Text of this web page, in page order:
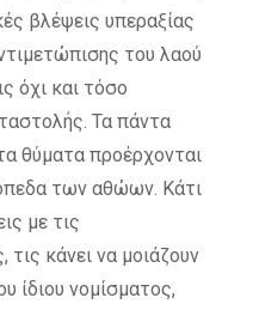
βλέψεις υπεραξίας
του λαού
όχι και τόσο
Τα πάντα
θύματα προέρχονται
των αθώων. Κάτι
με τις
κάνει να μοιάζουν
ίδιου νομίσματος,